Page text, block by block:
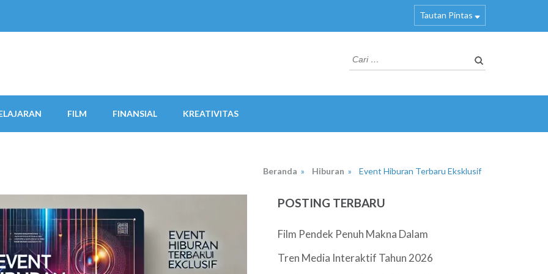
Tautan Pintas
Cari
untuk:
FILM FINANSIAL KREATIVITAS
Beranda » Hiburan » Event Hiburan Terbaru Eksklusif
POSTING TERBARU
Film Pendek Penuh Makna Dalam
Tren Media Interaktif Tahun 2026